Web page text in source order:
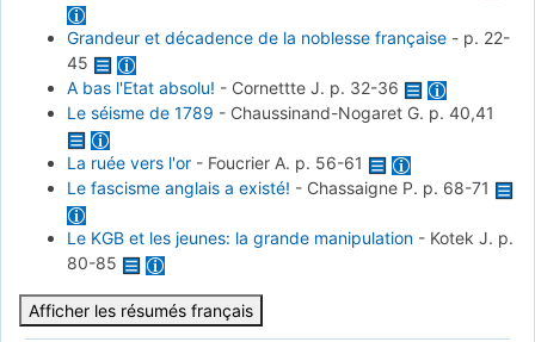
Grandeur et décadence de la noblesse française - p. 22-
45
A bas l'Etat absolu! - Cornettte J. p. 32-36
Le séisme de 1789 - Chaussinand-Nogaret G. p. 40,41
La ruée vers l'or - Foucrier A. p. 56-61
Le fascisme anglais a existé! - Chassaigne P. p. 68-71
Le KGB et les jeunes: la grande manipulation - Kotek J. p.
80-85
Afficher les résumés français